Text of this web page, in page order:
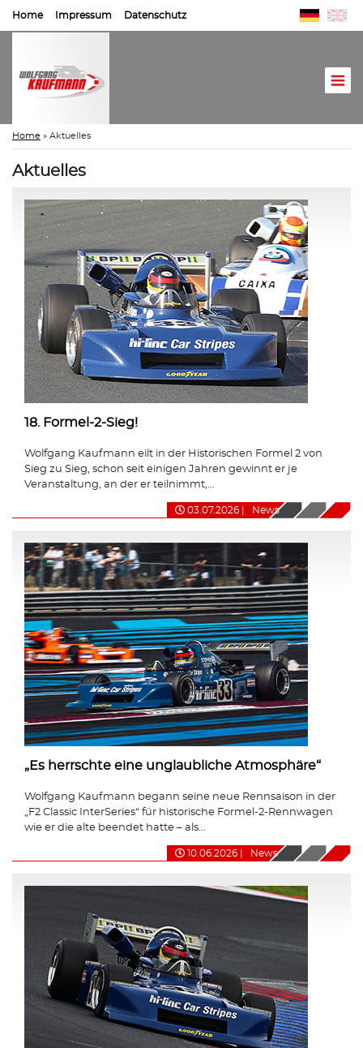
Home Impressum Datenschutz
Home » Aktuelles
Aktuelles
18. Formel-2-Sieg!
Wolfgang Kaufmann eilt in der Historischen Formel 2 von
Sieg zu Sieg, schon seit einigen Jahren gewinnt er je
Veranstaltung, an der er teilnimmt,...
03.07.2026 News
„Es herrschte eine unglaubliche Atmosphäre“
Wolfgang Kaufmann begann seine neue Rennsaison in der
„F2 Classic InterSeries“ für historische Formel-2-Rennwagen
wie er die alte beendet hatte – als...
10.06.2026 News